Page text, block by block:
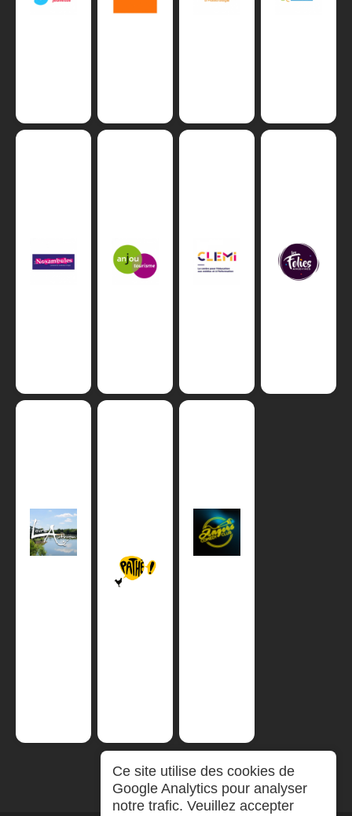
Ce site utilise des cookies de
Google Analytics pour analyser
notre trafic. Veuillez accepter